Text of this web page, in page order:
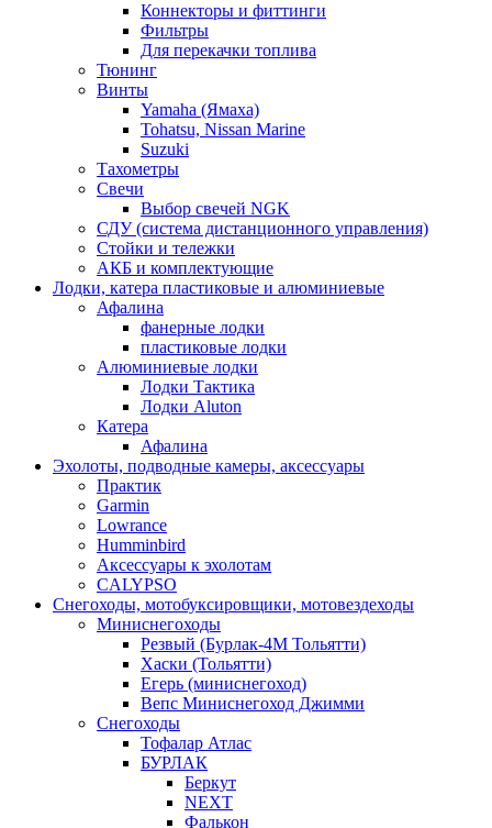
Коннекторы и фиттинги
Фильтры
Для перекачки топлива
Тюнинг
Винты
Yamaha (Ямаха)
Tohatsu, Nissan Marine
Suzuki
Тахометры
Свечи
Выбор свечей NGK
СДУ (система дистанционного управления)
Стойки и тележки
АКБ и комплектующие
Лодки, катера пластиковые и алюминиевые
Афалина
фанерные лодки
пластиковые лодки
Алюминиевые лодки
Лодки Тактика
Лодки Aluton
Катера
Афалина
Эхолоты, подводные камеры, аксессуары
Практик
Garmin
Lowrance
Humminbird
Аксессуары к эхолотам
CALYPSO
Снегоходы, мотобуксировщики, мотовездеходы
Миниснегоходы
Резвый (Бурлак-4М Тольятти)
Хаски (Тольятти)
Егерь (миниснегоход)
Вепс Миниснегоход Джимми
Снегоходы
Тофалар Атлас
БУРЛАК
Беркут
NEXT
Фалькон